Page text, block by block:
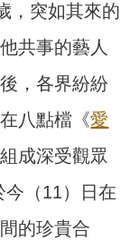
，突如其來的
共事的藝人
，各界紛紛
八點檔《愛
成深受觀眾
今（11）日在
的珍貴合